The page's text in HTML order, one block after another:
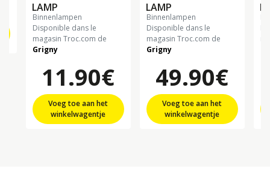
LAMP
binnenlampen
Disponible dans le
magasin Troc.com de
Grigny
11.90€
Voeg toe aan het
winkelwagentje
LAMP
binnenlampen
Disponible dans le
magasin Troc.com de
Grigny
49.90€
Voeg toe aan het
winkelwagentje